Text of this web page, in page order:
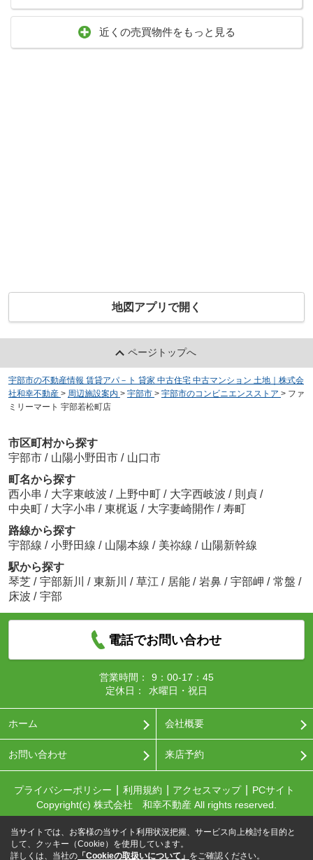
近くの売買物件をもっと見る
地図アプリで開く
ページトップへ
宇部市の不動産情報 賃貸アパ－ト 貸家 中古住宅 中古マンション 土地｜株式会
社和幸不動産 > 周辺施設案内 > 宇部市 > 宇部市のコンビニエンスストア > ファ
ミリーマート 宇部若松町店
市区町村から探す
宇部市 / 山陽小野田市 / 山口市
町名から探す
西小串 / 大字東岐波 / 上野中町 / 大字西岐波 / 則貞 /
中央町 / 大字小串 / 東梶返 / 大字妻崎開作 / 寿町
路線から探す
宇部線 / 小野田線 / 山陽本線 / 美祢線 / 山陽新幹線
駅から探す
琴芝 / 宇部新川 / 東新川 / 草江 / 居能 / 岩鼻 / 宇部岬 / 常盤 /
床波 / 宇部
電話でお問い合わせ
営業時間：
9：00-17：45
定休日：
水曜日・祝日
ホーム 会社概要
お問い合わせ 来店予約
プライバシーポリシー 利用規約 アクセスマップ
PCサイト
Copyright(c) 株式会社 和幸不動産 All rights reserved.
当サイトでは、お客様の当サイト利用状況把握、サービス向上検討を目的と
して、クッキー（Cookie）を使用しています。
詳しくは、当社の 「Cookieの取扱いについて」 をご確認ください。